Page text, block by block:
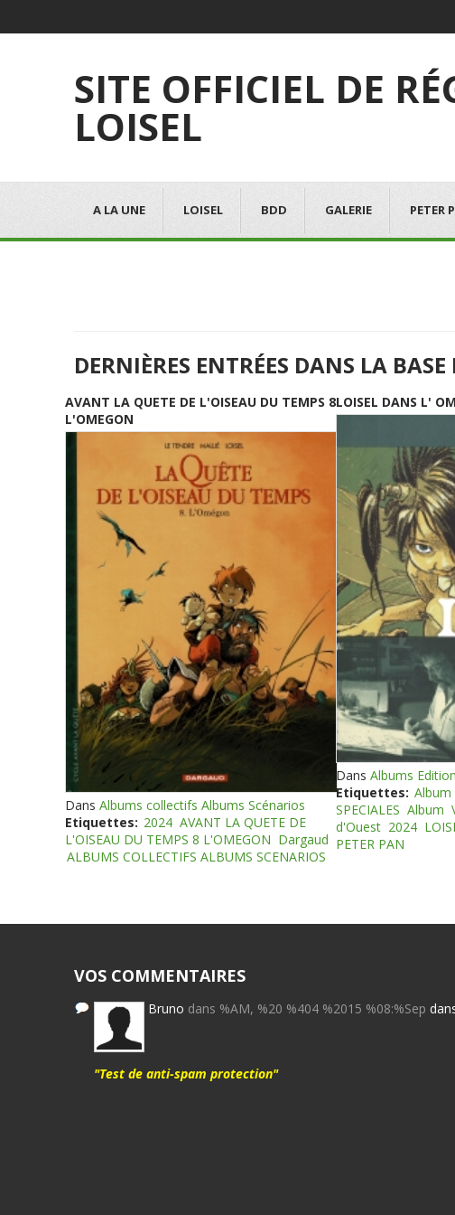
SITE OFFICIEL DE
LOISEL
A LA UNE LOISEL BDD GALERIE PETER
DERNIÈRES ENTRÉES DANS LA BASE
AVANT LA QUETE DE L'OISEAU DU TEMPS 8
L'OMEGON
Dans Albums collectifs Albums Scénarios
Etiquettes: 2024 AVANT LA QUETE DE
L'OISEAU DU TEMPS 8 L'OMEGON Dargaud
ALBUMS COLLECTIFS ALBUMS SCENARIOS
LOISEL DANS L'
Dans Albums
Etiquettes: Album
SPECIALES Album
d'Ouest 2024
PETER PAN
VOS COMMENTAIRES
Bruno dans %AM, %20 %404 %2015 %08:%Sep
"Test de anti-spam protection"